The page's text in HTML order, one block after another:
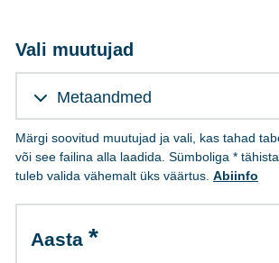
Vali muutujad
Metaandmed
Märgi soovitud muutujad ja vali, kas tahad
või see failina alla laadida. Sümboliga *
tuleb valida vähemalt üks väärtus. Abiinfo
Aasta